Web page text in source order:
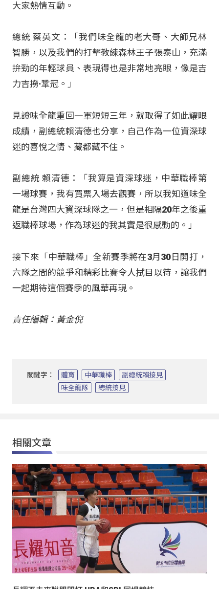
大家熱情互動。
總統 蔡英文：「我們味全龍的老大哥、大師兄林
智勝，以及我們的打擊教練森林王子張泰山，充滿
拚勁的年輕球員、表現得也是非常地亮眼，像是吉
力吉撈·鞏冠。」
見證味全龍重回一軍短短三年，就取得了如此耀眼
成績，副總統賴清德也分享，自己作為一位資深球
迷的喜悅之情、藏都藏不住。
副總統 賴清德：「我算是資深球迷，中華職棒第
一場球賽，我有買票入場去觀賽，所以我知道味全
龍是台灣四大資深球隊之一，但是相隔20年之後重
返職棒球場，作為球迷的我其實是很感動的。」
接下來「中華職棒」全新賽季將在3月30日開打，
六隊之間的競爭和精彩比賽令人拭目以待，讓我們
一起期待這個賽季的風華再現。
責任編輯：黃金倪
關鍵字： 體育 中華職棒
副總統賴接見
味全龍隊
總統接見
相關文章